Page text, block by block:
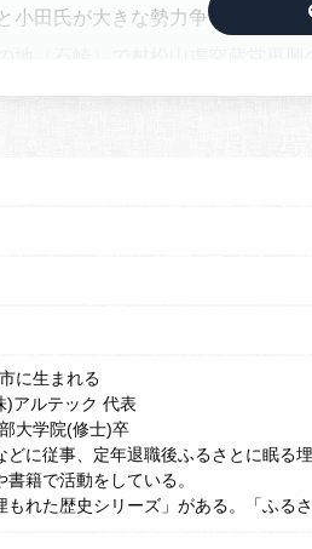
田氏が大きな勢力争いをして
るとともに、千部経をあげて7日
頭白上人は
礼なふるまい、断じて許すこと
っていた人々を自分たちに敵対
といわれています。
経った天文十六年（一五四七
あると称し、生まれたときに頭
一五六九）に手這坂の戦いで小田
めに建立した五輪塔は今も土
神社がありそこに置かれている
に生まれる
)アルテック 代表
大学院(修士)卒
どに従事、定年退職後ふるさとに眠る
籍で活動をしている。
もれた歴史シリーズ」がある。「ふる